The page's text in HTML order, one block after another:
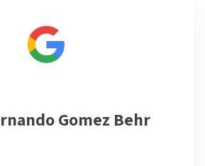
Gomez Behr